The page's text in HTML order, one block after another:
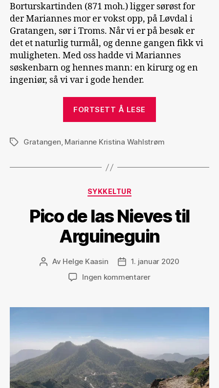
Borturskartinden (871 moh.) ligger sørøst for
der Mariannes mor er vokst opp, på Løvdal i
Gratangen, sør i Troms. Når vi er på besøk er
det et naturlig turmål, og denne gangen fikk vi
muligheten. Med oss hadde vi Mariannes
søskenbarn og hennes mann: en kirurg og en
ingeniør, så vi var i gode hender.
FORTSETT Å LESE
StikkordGratangen, Marianne Kristina Wahlstrøm
Kategorier
SYKKELTUR
Pico de las Nieves til
Arguineguin
Innleggsforfatter
Av Helge Kaasin Publiseringsdato
1. januar 2020
Ingen kommentarertil
las
Arguineguin